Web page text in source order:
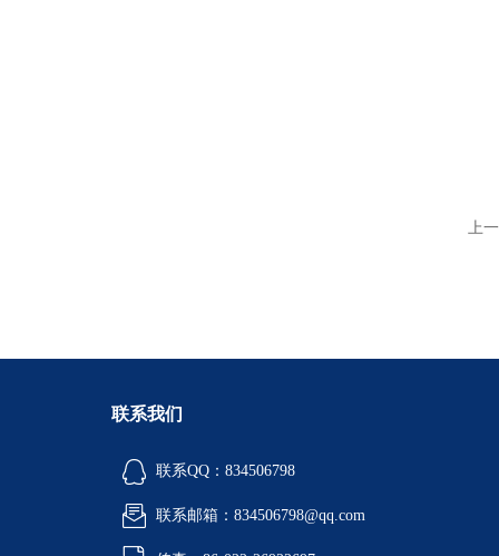
上
联系我们
联系QQ：834506798
联系邮箱：834506798@qq.com